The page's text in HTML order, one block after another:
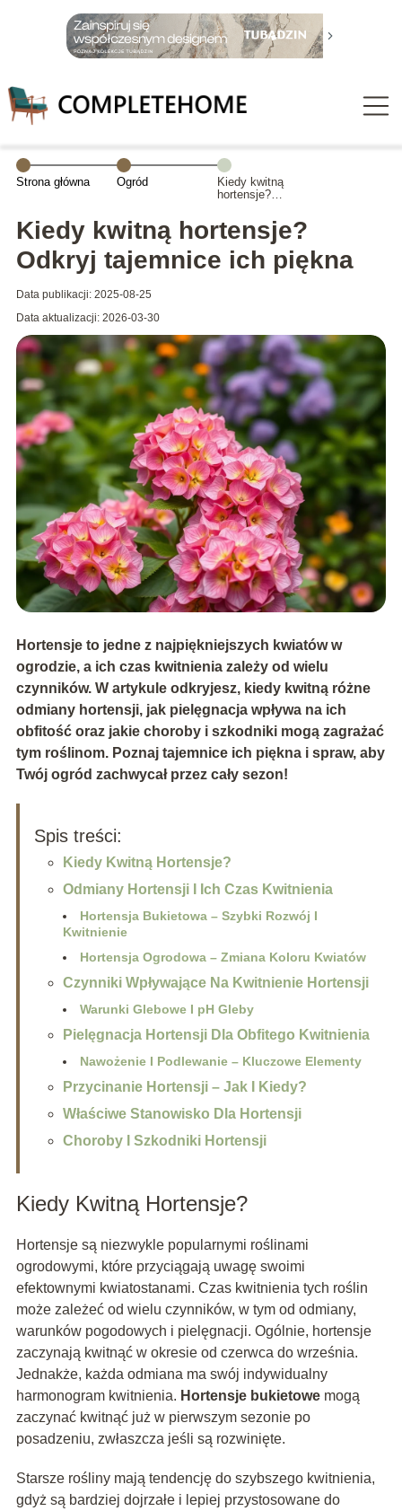
Strona główna Ogród
Kiedy kwitną
hortensje?
tajemnice ich
piękna
Kiedy kwitną hortensje?
Odkryj tajemnice ich piękna
Data publikacji: 2025-08-25
Data aktualizacji: 2026-03-30
Hortensje to jedne z najpiękniejszych kwiatów w
ogrodzie, a ich czas kwitnienia zależy od wielu
czynników. W artykule odkryjesz, kiedy kwitną różne
odmiany hortensji, jak pielęgnacja wpływa na ich
obfitość oraz jakie choroby i szkodniki mogą zagrażać
tym roślinom. Poznaj tajemnice ich piękna i spraw, aby
Twój ogród zachwycał przez cały sezon!
Spis treści:
Kiedy Kwitną Hortensje?
Odmiany Hortensji I Ich Czas Kwitnienia
Hortensja Bukietowa – Szybki Rozwój I
Kwitnienie
Hortensja Ogrodowa – Zmiana Koloru Kwiatów
Czynniki Wpływające Na Kwitnienie Hortensji
Warunki Glebowe I pH Gleby
Pielęgnacja Hortensji Dla Obfitego Kwitnienia
Nawożenie I Podlewanie – Kluczowe Elementy
Przycinanie Hortensji – Jak I Kiedy?
Właściwe Stanowisko Dla Hortensji
Choroby I Szkodniki Hortensji
Kiedy Kwitną Hortensje?
Hortensje są niezwykle popularnymi roślinami
ogrodowymi, które przyciągają uwagę swoimi
efektownymi kwiatostanami. Czas kwitnienia tych roślin
może zależeć od wielu czynników, w tym od odmiany,
warunków pogodowych i pielęgnacji. Ogólnie, hortensje
zaczynają kwitnąć w okresie od czerwca do września.
Jednakże, każda odmiana ma swój indywidualny
harmonogram kwitnienia. Hortensje bukietowemogą
zaczynać kwitnąć już w pierwszym sezonie po
posadzeniu, zwłaszcza jeśli są rozwinięte.
Starsze rośliny mają tendencję do szybszego kwitnienia,
gdyż są bardziej dojrzałe i lepiej przystosowane do